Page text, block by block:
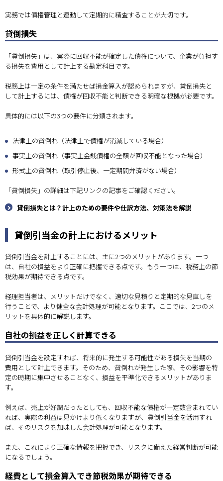
実務では債権管理と連動して定期的に精査することが大切です。
貸倒損失
「貸倒損失」は、実際に回収不能が確定した債権について、企業が負担す
る損失を費用として計上する勘定科目です。
税務上は一定の条件を満たせば損金算入が認められますが、貸倒損失と
して計上するには、債権が回収不能と判断できる明確な根拠が必要です。
具体的には以下の3つの要件に分類されます。
法律上の貸倒れ（法律上で債権が消滅している場合）
事実上の貸倒れ（事実上金銭債権の全額が回収不能となった場合）
形式上の貸倒れ（取引停止後、一定期間弁済がない場合）
「貸倒損失」の詳細は下記リンクの記事をご確認ください。
貸倒損失とは？計上のための要件や仕訳方法、対策法を解説
貸倒引当金の計上におけるメリット
貸倒引当金を計上することには、主に2つのメリットがあります。一つ
は、自社の損益をより正確に把握できる点です。もう一つは、税務上の節
税効果が期待できる点です。
経理担当者は、メリットだけでなく、適切な見積りと定期的な見直しを
行うことで、より健全な会計処理が可能となります。ここでは、2つのメ
リットを具体的に解説します。
自社の損益を正しく計算できる
貸倒引当金を設定すれば、将来的に発生する可能性がある損失を当期の
費用として計上できます。そのため、貸倒れが発生した際、その影響を特
定の時期に集中させることなく、損益を平準化できるメリットがありま
す。
例えば、売上が好調だったとしても、回収不能な債権が一定数含まれてい
れば、実際の利益は見かけより低くなりますが、貸倒引当金を活用すれ
ば、そのリスクを加味した会計処理が可能となります。
また、これにより正確な情報を把握でき、リスクに備えた経営判断が可能
になるでしょう。
経費として損金算入でき節税効果が期待できる